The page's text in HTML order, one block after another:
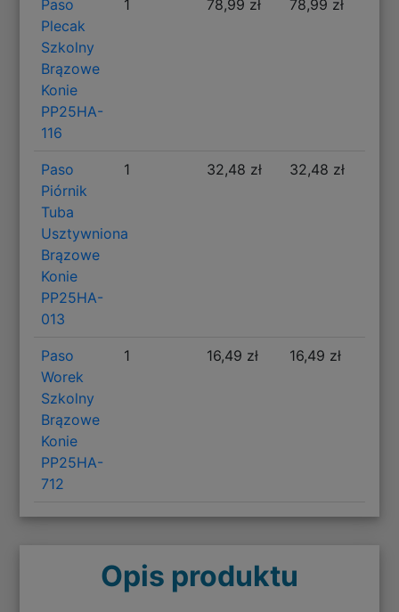
Paso
Plecak
Szkolny
Brązowe
Konie
PP25HA-
116
1 78,99 zł 78,99 zł
Paso
Piórnik
Tuba
Usztywniona
Brązowe
Konie
PP25HA-
013
1 32,48 zł 32,48 zł
Paso
Worek
Szkolny
Brązowe
Konie
PP25HA-
712
1 16,49 zł 16,49 zł
Opis produktu